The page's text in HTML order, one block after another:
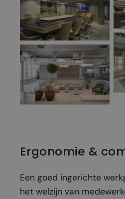
Ergonomie &
Een goed ingerichte
het welzijn van